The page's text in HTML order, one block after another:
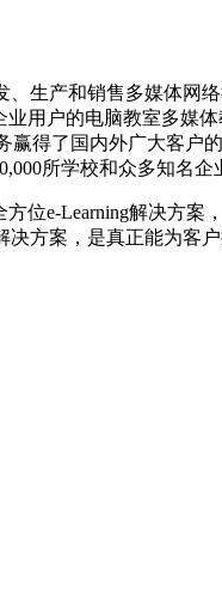
生产和销售多媒体网
用户的电脑教室多媒
得了国内外广大客户
所学校和众多知名企
e-Learning解决方案
方案，是真正能为